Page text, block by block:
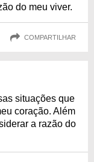
do meu viver.
COMPARTILHAR
situações que
coração. Além
a razão do